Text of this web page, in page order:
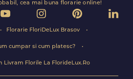
cea mai buna florarie online!
Florarie FloriDeLux Brasov
cumpar si cum platesc?
Livram Florile La FlorideLux.Ro